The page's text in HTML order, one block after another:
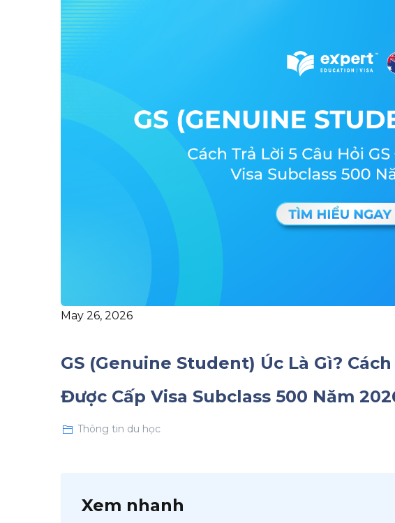
May 26, 2026
GS (Genuine Student) Úc Là Gì?
Được Cấp Visa Subclass 500 Năm
Thông tin du học
Xem nhanh